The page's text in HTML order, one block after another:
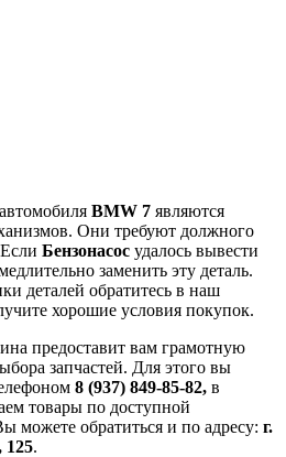
BMW 7 являются
Они требуют должного
Бензонасос удалось вывести
заменить эту деталь.
деталей обратитесь в наш
хорошие условия покупок.
предоставит вам грамотную
запчастей. Для этого вы
8 (937) 849-85-82, в
товары по доступной
можете обратиться и по адресу: г.
125.